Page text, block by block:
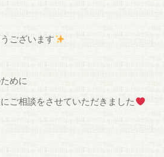
ございます
めに
ご相談をさせていただきました